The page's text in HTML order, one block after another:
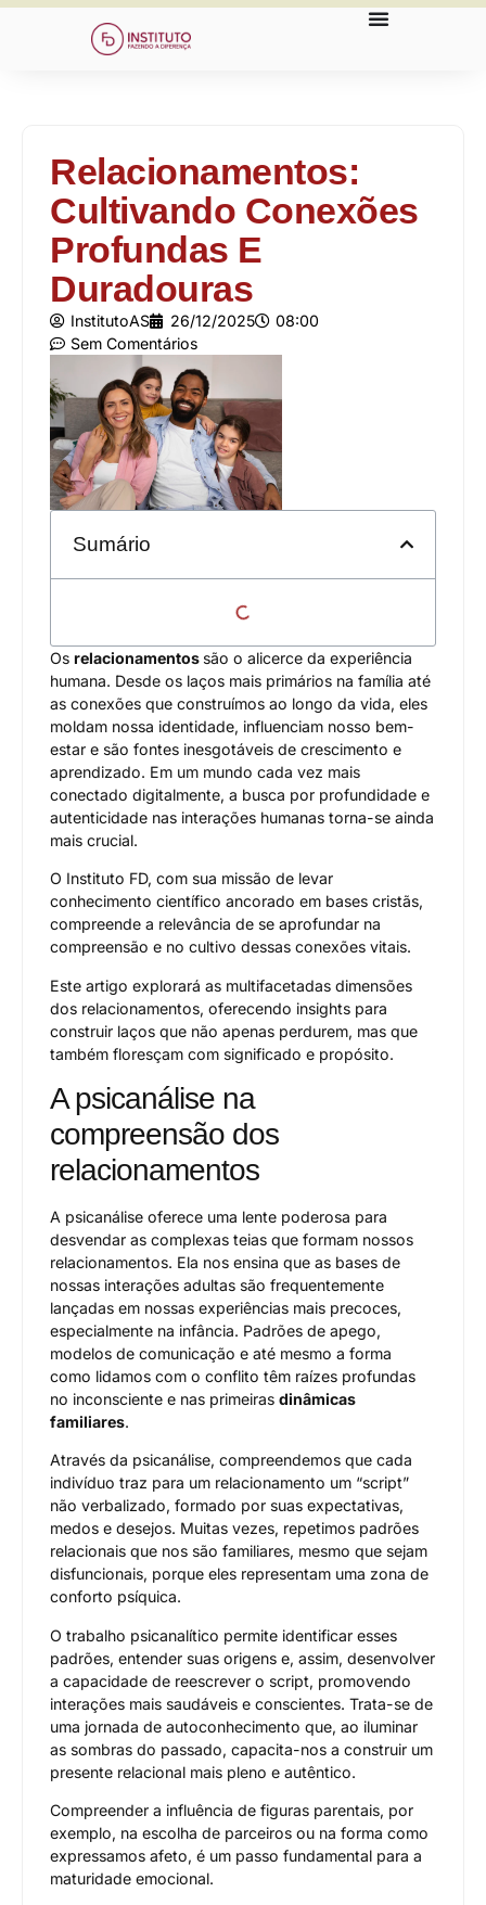
Relacionamentos:
Cultivando Conexões
Profundas E
Duradouras
InstitutoAS 26/12/2025
08:00
Sem Comentários
Sumário
Os relacionamentos são o alicerce da experiência
humana. Desde os laços mais primários na família até
as conexões que construímos ao longo da vida, eles
moldam nossa identidade, influenciam nosso bem-
estar e são fontes inesgotáveis de crescimento e
aprendizado. Em um mundo cada vez mais
conectado digitalmente, a busca por profundidade e
autenticidade nas interações humanas torna-se ainda
mais crucial.
O Instituto FD, com sua missão de levar
conhecimento científico ancorado em bases cristãs,
compreende a relevância de se aprofundar na
compreensão e no cultivo dessas conexões vitais.
Este artigo explorará as multifacetadas dimensões
dos relacionamentos, oferecendo insights para
construir laços que não apenas perdurem, mas que
também floresçam com significado e propósito.
A psicanálise na
compreensão dos
relacionamentos
A psicanálise oferece uma lente poderosa para
desvendar as complexas teias que formam nossos
relacionamentos. Ela nos ensina que as bases de
nossas interações adultas são frequentemente
lançadas em nossas experiências mais precoces,
especialmente na infância. Padrões de apego,
modelos de comunicação e até mesmo a forma
como lidamos com o conflito têm raízes profundas
no inconsciente e nas primeiras dinâmicas
familiares.
Através da psicanálise, compreendemos que cada
indivíduo traz para um relacionamento um “script”
não verbalizado, formado por suas expectativas,
medos e desejos. Muitas vezes, repetimos padrões
relacionais que nos são familiares, mesmo que sejam
disfuncionais, porque eles representam uma zona de
conforto psíquica.
O trabalho psicanalítico permite identificar esses
padrões, entender suas origens e, assim, desenvolver
a capacidade de reescrever o script, promovendo
interações mais saudáveis e conscientes. Trata-se de
uma jornada de autoconhecimento que, ao iluminar
as sombras do passado, capacita-nos a construir um
presente relacional mais pleno e autêntico.
Compreender a influência de figuras parentais, por
exemplo, na escolha de parceiros ou na forma como
expressamos afeto, é um passo fundamental para a
maturidade emocional.